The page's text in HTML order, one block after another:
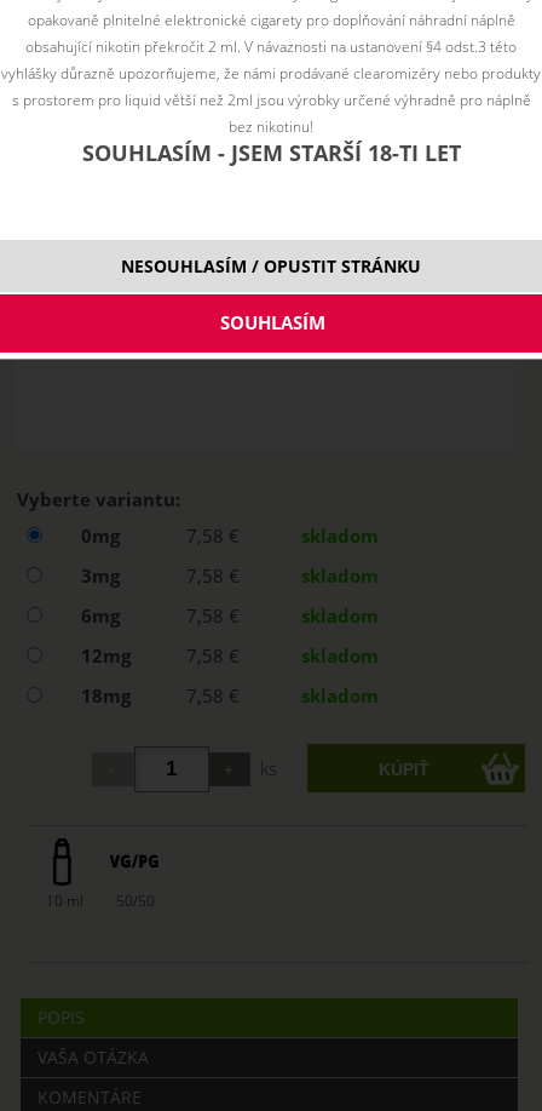
Vyberte variantu:
0mg
7,58 €
skladom
3mg
7,58 €
skladom
6mg
7,58 €
skladom
12mg
7,58 €
skladom
18mg
7,58 € skladom
ks
10 ml 50/50
POPIS
VAŠA OTÁZKA
KOMENTÁRE
opakovaně plnitelné elektronické cigarety pro doplňování náhradní náplně
obsahující nikotin překročit 2 ml. V návaznosti na ustanovení §4 odst.3 této
vyhlášky důrazně upozorňujeme, že námi prodávané clearomizéry nebo produkty
s prostorem pro liquid větší než 2ml jsou výrobky určené výhradně pro náplně
bez nikotinu!
SOUHLASÍM - JSEM STARŠÍ 18-TI LET
NESOUHLASÍM / OPUSTIT STRÁNKU